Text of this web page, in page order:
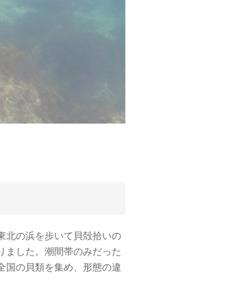
北の浜を歩いて貝殻拾いの
ました。潮間帯のみだった
国の貝類を集め、形態の違